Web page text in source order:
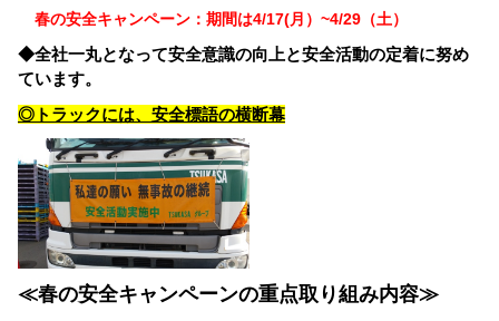
春の安全キャンペーン：期間は4/17(月）~4/29（土）
◆全社一丸となって安全意識の向上と安全活動の定着に努め
ています。
◎トラックには、安全標語の横断幕
≪春の安全キャンペーンの重点取り組み内容≫